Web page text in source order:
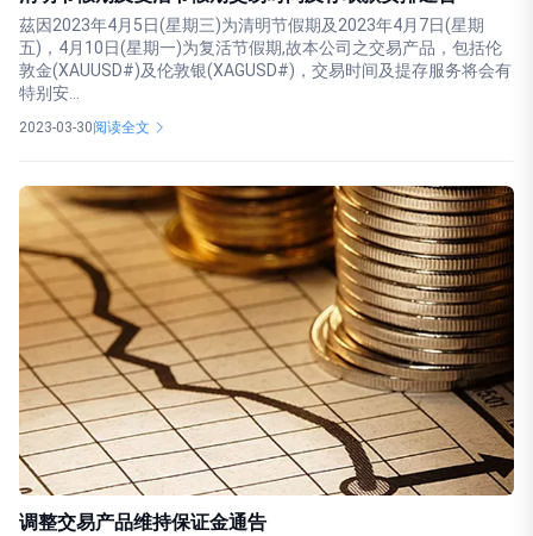
茲因2023年4月5日(星期三)为清明节假期及2023年4月7日(星期
五)，4月10日(星期一)为复活节假期,故本公司之交易产品，包括伦
敦金(XAUUSD#)及伦敦银(XAGUSD#)，交易时间及提存服务将会有
特别安...
2023-03-30阅读全文
调整交易产品维持保证金通告